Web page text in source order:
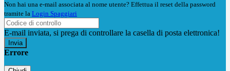
Non hai una e-mail associata al nome utente? Effettua il reset della password
tramite la Login Spaggiari
E-mail inviata, si prega di controllare la casella di posta elettronica!
Errore